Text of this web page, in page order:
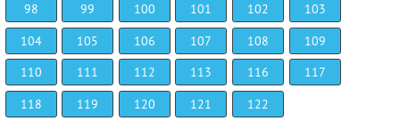
98
99 100 101 102
103
104
105 106 107 108
109
110
111 112 113 116
117
118
119 120 121 122